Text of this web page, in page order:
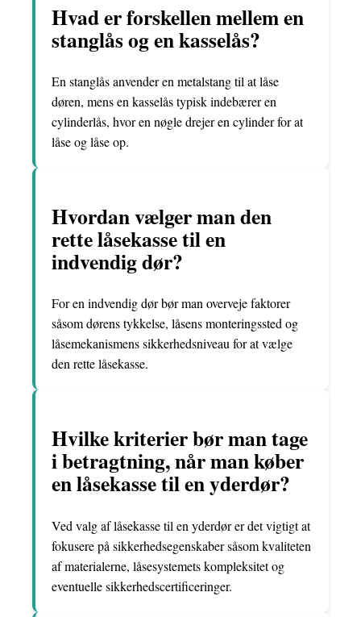
Hvad er forskellen mellem en
stanglås og en kasselås?
En stanglås anvender en metalstang til at låse
døren, mens en kasselås typisk indebærer en
cylinderlås, hvor en nøgle drejer en cylinder for at
låse og låse op.
Hvordan vælger man den
rette låsekasse til en
indvendig dør?
For en indvendig dør bør man overveje faktorer
såsom dørens tykkelse, låsens monteringssted og
låsemekanismens sikkerhedsniveau for at vælge
den rette låsekasse.
Hvilke kriterier bør man tage
i betragtning, når man køber
en låsekasse til en yderdør?
Ved valg af låsekasse til en yderdør er det vigtigt at
fokusere på sikkerhedsegenskaber såsom kvaliteten
af materialerne, låsesystemets kompleksitet og
eventuelle sikkerhedscertificeringer.